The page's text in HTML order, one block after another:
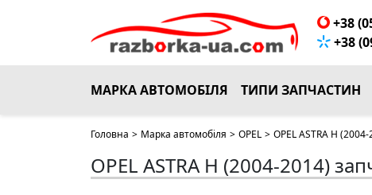
+38
+38
МАРКА АВТОМОБІЛЯ ТИПИ ЗАПЧАСТИН
Головна > Марка автомобіля > OPEL > OPEL ASTRA H
OPEL ASTRA H (2004-2014)